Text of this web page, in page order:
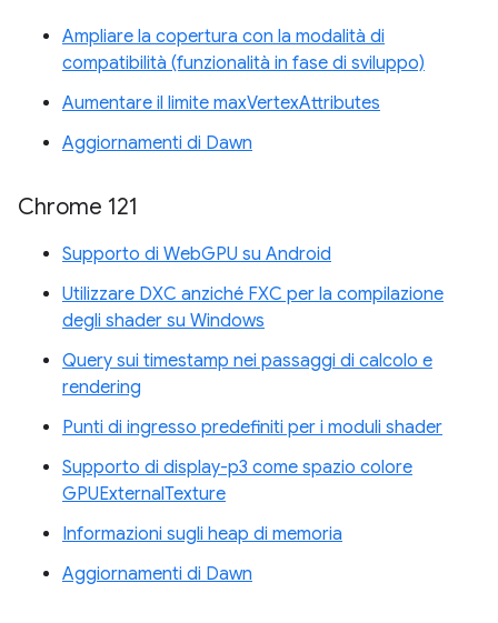
Ampliare la copertura con la modalità di
compatibilità (funzionalità in fase di sviluppo)
Aumentare il limite maxVertexAttributes
Aggiornamenti di Dawn
Chrome 121
Supporto di WebGPU su Android
Utilizzare DXC anziché FXC per la compilazione
degli shader su Windows
Query sui timestamp nei passaggi di calcolo e
rendering
Punti di ingresso predefiniti per i moduli shader
Supporto di display-p3 come spazio colore
GPUExternalTexture
Informazioni sugli heap di memoria
Aggiornamenti di Dawn